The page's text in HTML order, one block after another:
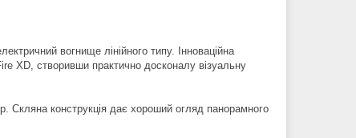
вогнище лінійного типу. Інноваційна
XD, створивши практично досконалу візуальну
Скляна конструкція дає хороший огляд панорамного